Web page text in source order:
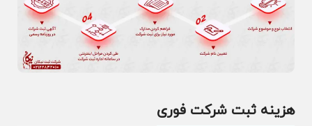
هزینه ثبت شرکت فوری